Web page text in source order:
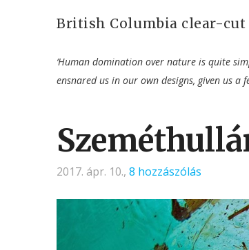
British Columbia clear-cut
‘Human domination over nature is quite
ensnared us in our own designs, given us
2017. ápr. 10., 8 hozzászólás